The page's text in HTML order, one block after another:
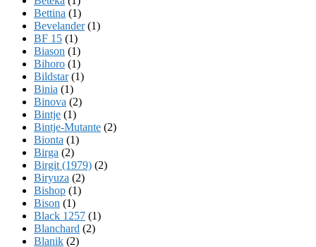
Bettina (1)
Bevelander(1)
BF 15 (1)
Biason (1)
Bihoro (1)
Bildstar(1)
Binia (1)
Binova (2)
Bintje (1)
Bintje-Mutante (2)
Bionta (1)
Birga (2)
Birgit (1979) (2)
Biryuza (2)
Bishop (1)
Bison (1)
Black 1257 (1)
Blanchard (2)
Blanik (2)